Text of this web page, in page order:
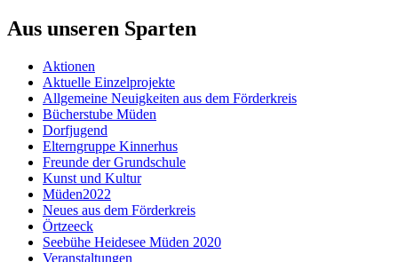
Aus unseren Sparten
Aktionen
Aktuelle Einzelprojekte
Allgemeine Neuigkeiten aus dem Förderkreis
Bücherstube Müden
Dorfjugend
Elterngruppe Kinnerhus
Freunde der Grundschule
Kunst und Kultur
Müden2022
Neues aus dem Förderkreis
Örtzeeck
Seebühe Heidesee Müden 2020
Veranstaltungen